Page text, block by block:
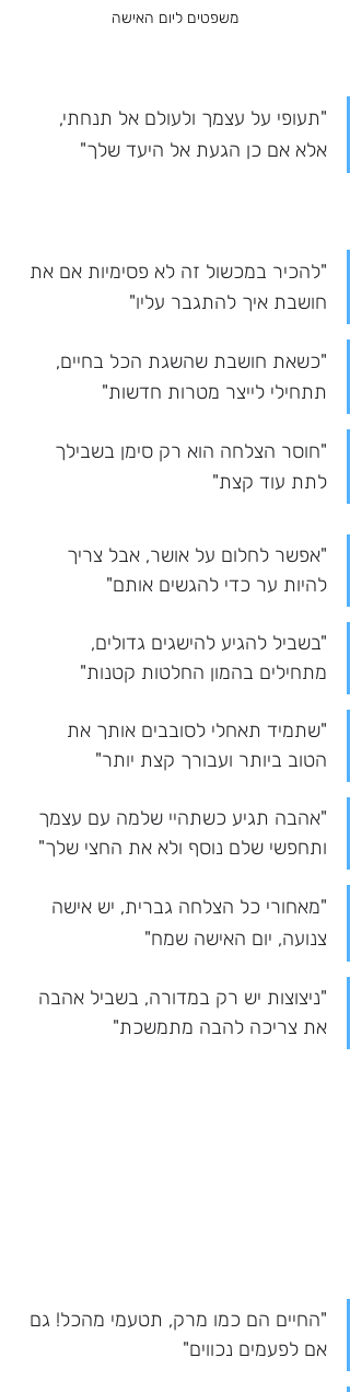
משפטים ליום האישה
"תעופי על עצמך ולעולם אל תנחתי,
אלא אם כן הגעת אל היעד שלך"
"להכיר במכשול זה לא פסימיות אם את
חושבת איך להתגבר עליו"
"כשאת חושבת שהשגת הכל בחיים,
תתחילי לייצר מטרות חדשות"
"חוסר הצלחה הוא רק סימן בשבילך
לתת עוד קצת"
"אפשר לחלום על אושר, אבל צריך
להיות ער כדי להגשים אותם"
"בשביל להגיע להישגים גדולים,
מתחילים בהמון החלטות קטנות"
"שתמיד תאחלי לסובבים אותך את
הטוב ביותר ועבורך קצת יותר"
"אהבה תגיע כשתהיי שלמה עם עצמך
ותחפשי שלם נוסף ולא את החצי שלך"
"מאחורי כל הצלחה גברית, יש אישה
צנועה, יום האישה שמח"
"ניצוצות יש רק במדורה, בשביל אהבה
את צריכה להבה מתמשכת"
"החיים הם כמו מרק, תטעמי מהכל! גם
אם לפעמים נכווים"